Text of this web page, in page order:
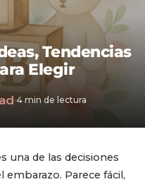
Tendencias
Elegir
·4 min de lectura
una de las decisiones
embarazo. Parece fácil,